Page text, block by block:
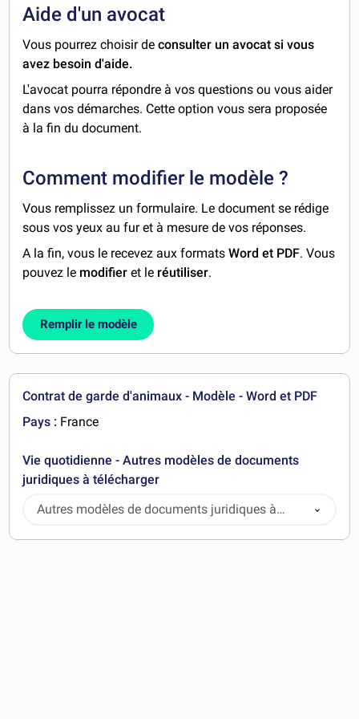
Aide d'un avocat
Vous pourrez choisir deconsulter un avocat si vous
avez besoin d'aide.
L'avocat pourra répondre à vos questions ou vous aider
dans vos démarches. Cette option vous sera proposée
à la fin du document.
Comment modifier le modèle ?
Vous remplissez un formulaire. Le document se rédige
sous vos yeux au fur et à mesure de vos réponses.
A la fin, vous le recevez aux formatsWord et PDF. Vous
pouvez le modifier et le réutiliser.
Remplir le modèle
Contrat de garde d'animaux - Modèle - Word et PDF
Pays : France
Vie quotidienne - Autres modèles de documents
juridiques à télécharger
Autres modèles de documents juridiques à
télécharger